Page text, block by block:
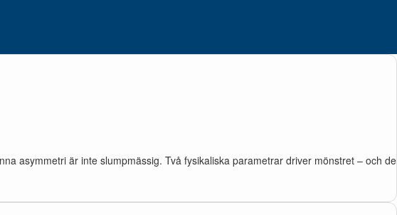
asymmetri är inte slumpmässig. Två fysikaliska parametrar driver mönstret – och de